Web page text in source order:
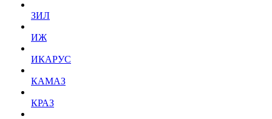
ЗИЛ
ИЖ
ИКАРУС
КАМАЗ
КРАЗ